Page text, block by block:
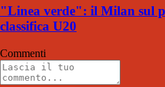
"Linea verde": il Milan sul
classifica U20
Commenti